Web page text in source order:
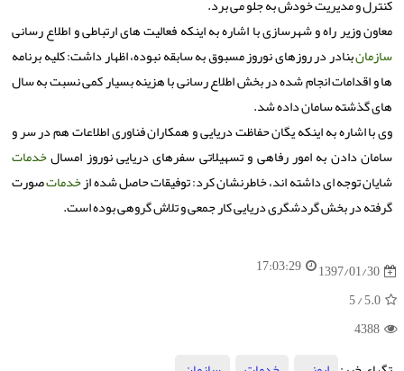
كنترل و مدیریت خودش به جلو می برد.
معاون وزیر راه و شهرسازی با اشاره به اینكه فعالیت های ارتباطی و اطلاع رسانی
سازمانبنادر در روزهای نوروز مسبوق به سابقه نبوده، اظهار داشت: كلیه برنامه
ها و اقدامات انجام شده در بخش اطلاع رسانی با هزینه بسیار كمی نسبت به سال
های گذشته سامان داده شد.
وی با اشاره به اینكه یگان حفاظت دریایی و همكاران فناوری اطلاعات هم در سر و
سامان دادن به امور رفاهی و تسهیلاتی سفرهای دریایی نوروز امسالخدمات
شایان توجه ای داشته اند، خاطرنشان كرد: توفیقات حاصل شده ازخدماتصورت
گرفته در بخش گردشگری دریایی كار جمعی و تلاش گروهی بوده است.
1397/01/30
17:03:29
5.0
/ 5
4388